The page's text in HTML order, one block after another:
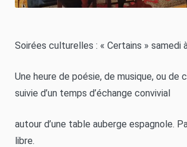
Soirées culturelles : « Certains » samedi
Une heure de poésie, de musique, ou de
suivie d’un temps d’échange convivial
autour d’une table auberge espagnole.
libre.